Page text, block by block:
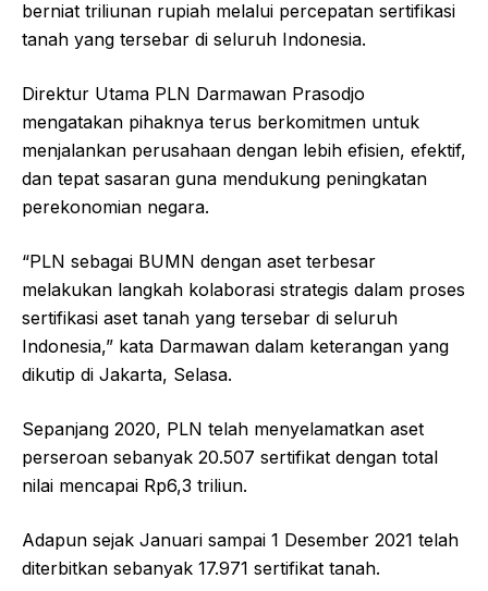
berniat triliunan rupiah melalui percepatan sertifikasi
tanah yang tersebar di seluruh Indonesia.
Direktur Utama PLN Darmawan Prasodjo
mengatakan pihaknya terus berkomitmen untuk
menjalankan perusahaan dengan lebih efisien, efektif,
dan tepat sasaran guna mendukung peningkatan
perekonomian negara.
“PLN sebagai BUMN dengan aset terbesar
melakukan langkah kolaborasi strategis dalam proses
sertifikasi aset tanah yang tersebar di seluruh
Indonesia,” kata Darmawan dalam keterangan yang
dikutip di Jakarta, Selasa.
Sepanjang 2020, PLN telah menyelamatkan aset
perseroan sebanyak 20.507 sertifikat dengan total
nilai mencapai Rp6,3 triliun.
Adapun sejak Januari sampai 1 Desember 2021 telah
diterbitkan sebanyak 17.971 sertifikat tanah.